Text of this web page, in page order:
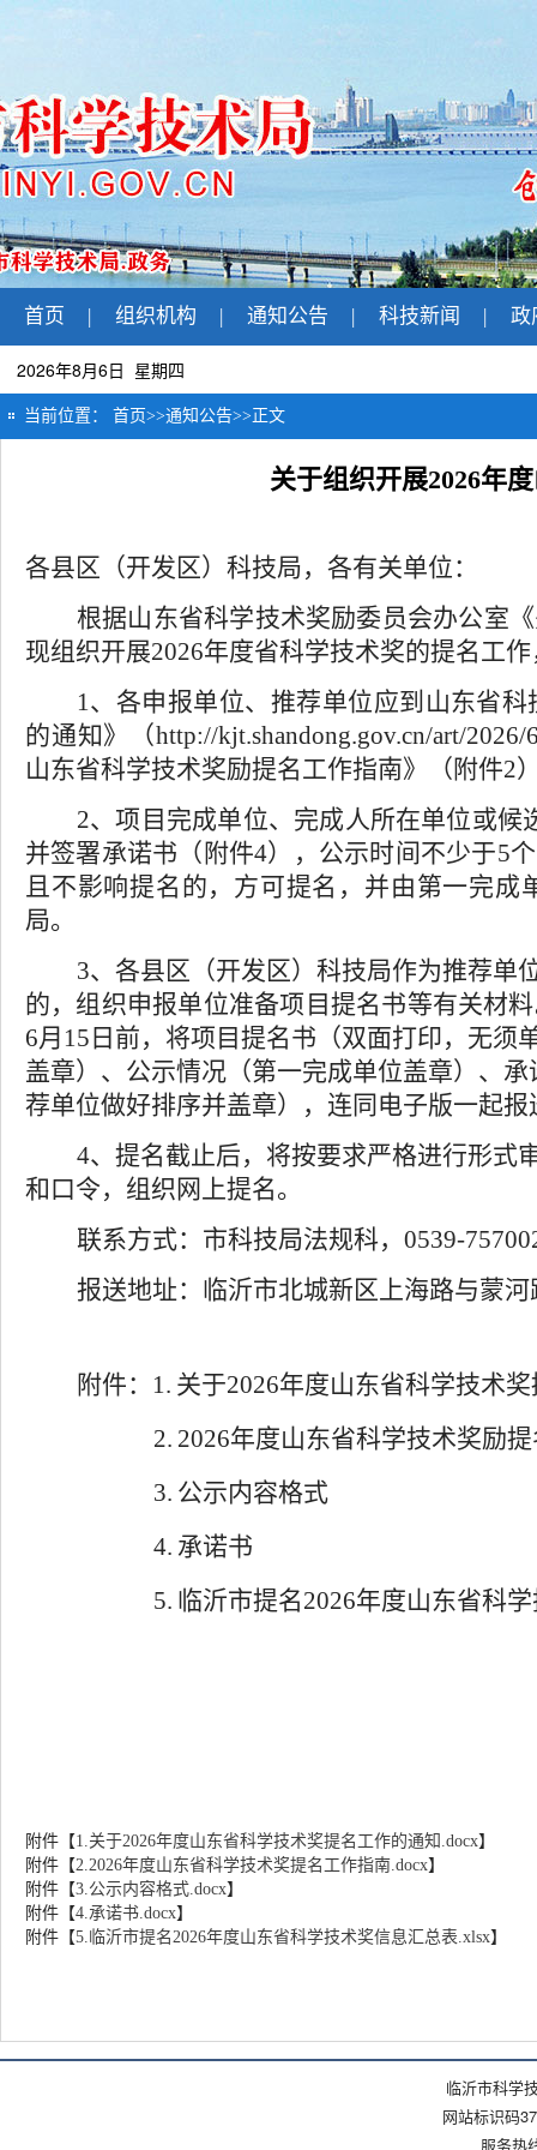
首页 | 组织机构 | 通知公告 | 科技新闻 | 政
2026年8月6日 星期四
当前位置： 首页>>通知公告>> 正文
关于组织开展2026年
各县区（开发区）科技局，各有关单位：
根据山东省科学技术奖励委员会办公室
现组织开展2026年度省科学技术奖的提名工
1、各申报单位、 推荐单位应到 山东省
的通知》（http://kjt.shandong.gov.cn/art/
山东省科学技术奖励提名工作指南》（附件2
2、项目完成单位、完成人所在单位或
并签署承诺书（附件4） ， 公示时间不少于5
且不影响提名的，方可提名，并由第一完成
局。
3、各县区（开发区）科技局作为推荐单
的，组织申报单位准备项目提名书等有关材
6月 15 日前， 将项目 提名书（双面打印， 无须
盖章）、公示情况 （第一完成单位盖章） 、 承
荐单位做好排序并盖章）， 连同 电子版一起报
4、提名截止后， 将按要求严格进行形式
和口令，组织网上提名。
联系方式：市科技局法规科， 0539-
报送地址：临沂市北城新区上海路与蒙
附件： 1. 关于2026年度山东省科学技术
2. 2026年度山东省科学技术奖励
3. 公示内容格式
4. 承诺书
5. 临沂市提名2026年度山东省科
附件【1.关于2026年度山东省科学技术奖提名工作的通知.docx】
附件【2.2026年度山东省科学技术奖提名工作指南.docx】
附件【3.公示内容格式.docx】
附件【4.承诺书.docx】
附件【5.临沂市提名2026年度山东省科学技术奖信息汇总表.xlsx】
临沂市科学
网站标识码
服务热